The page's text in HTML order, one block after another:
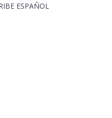
ESPAÑOL